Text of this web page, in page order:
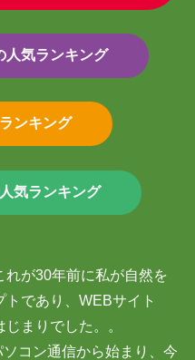
人気ランキング
ンキング
気ランキング
れが30年前に私が自然を
であり、WEBサイト
まりでした。。
コン通信から始まり、今